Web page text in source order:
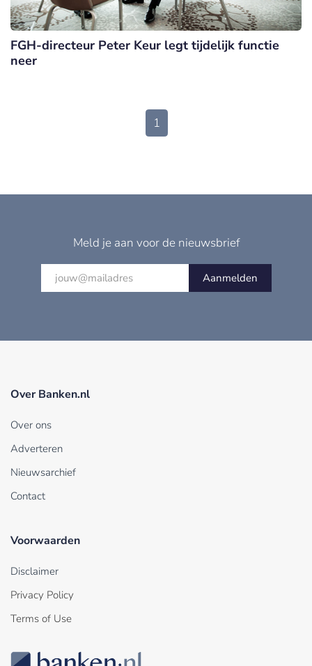
FGH-directeur Peter Keur legt tijdelijk functie
neer
1
Meld je aan voor de nieuwsbrief
Aanmelden
Over Banken.nl
Over ons
Adverteren
Nieuwsarchief
Contact
Voorwaarden
Disclaimer
Privacy Policy
Terms of Use